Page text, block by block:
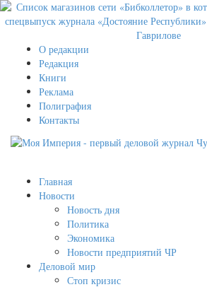
О редакции
Редакция
Книги
Реклама
Полиграфия
Контакты
Главная
Новости
Новость дня
Политика
Экономика
Новости предприятий ЧР
Деловой мир
Стоп кризис